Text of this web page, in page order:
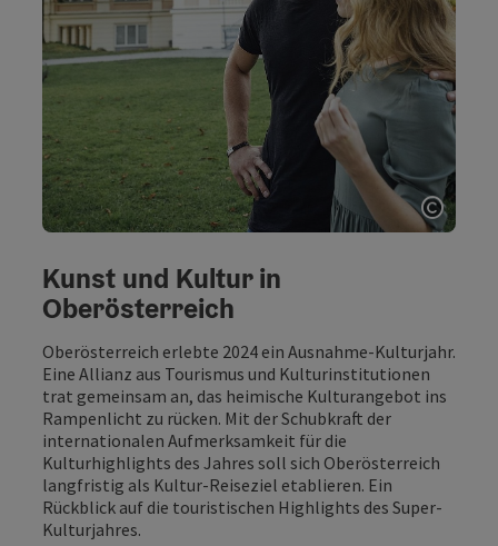
Kunst und Kultur in
Oberösterreich
Oberösterreich erlebte 2024 ein Ausnahme-Kulturjahr.
Eine Allianz aus Tourismus und Kulturinstitutionen
trat gemeinsam an, das heimische Kulturangebot ins
Rampenlicht zu rücken. Mit der Schubkraft der
internationalen Aufmerksamkeit für die
Kulturhighlights des Jahres soll sich Oberösterreich
langfristig als Kultur-Reiseziel etablieren. Ein
Rückblick auf die touristischen Highlights des Super-
Kulturjahres.